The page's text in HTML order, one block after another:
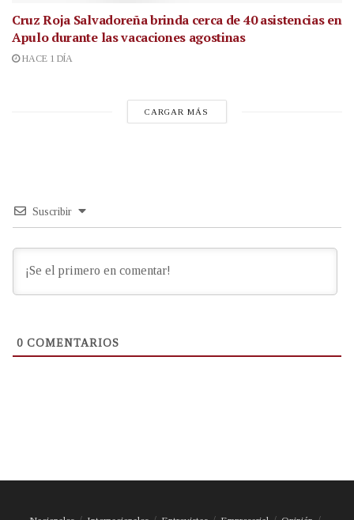
Cruz Roja Salvadoreña brinda cerca de 40 asistencias en
Apulo durante las vacaciones agostinas
HACE 1 DÍA
CARGAR MÁS
Suscribir
0 COMENTARIOS